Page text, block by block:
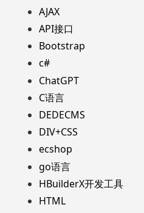
AJAX
API接口
Bootstrap
c#
ChatGPT
C语言
DEDECMS
DIV+CSS
ecshop
go语言
HBuilderX开发工具
HTML